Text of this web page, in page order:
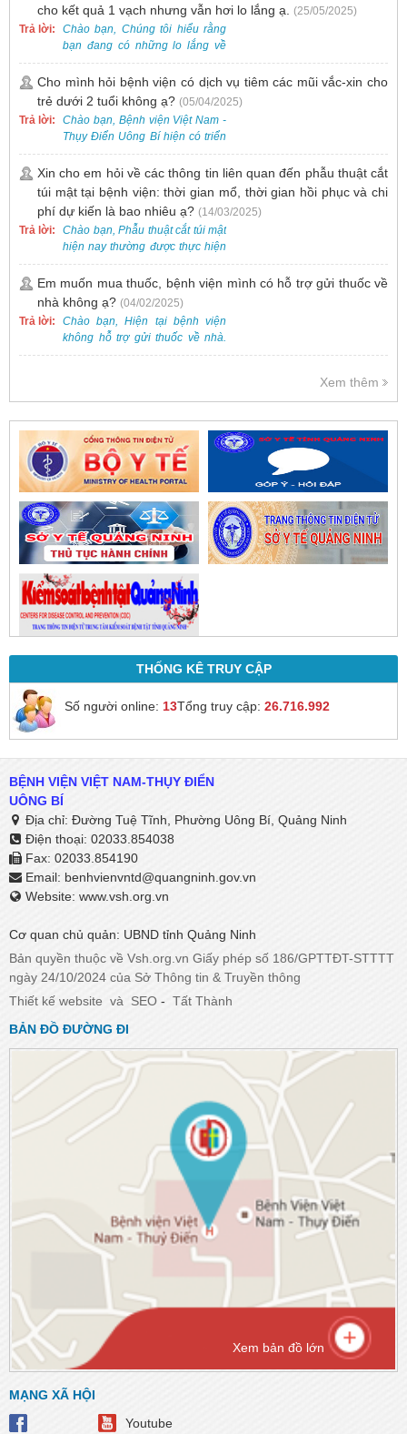
cho kết quả 1 vạch nhưng vẫn hơi lo lắng ạ. (25/05/2025)
Trả lời:
Chào bạn, Chúng tôi hiểu rằng
bạn đang có những lo lắng về
nguy cơ nhiễm HPV. Tại Bệnh
viện Việt Nam - Thụy Điển Uông
Bí, chúng tôi cung cấp các dịch
vụ thăm khám và xét nghiệm
chuyên sâu để phát hiện sớm
HPV và tầm soát ung thư cổ tử
Cho mình hỏi bệnh viện có dịch vụ tiêm các mũi vắc-xin cho
trẻ dưới 2 tuổi không ạ? (05/04/2025)
Trả lời:
Chào bạn, Bệnh viện Việt Nam -
Thụy Điển Uông Bí hiện có triển
khai dịch vụ tiêm vắc-xin cho trẻ
dưới 2 tuổi.
Xin cho em hỏi về các thông tin liên quan đến phẫu thuật cắt
túi mật tại bệnh viện: thời gian mổ, thời gian hồi phục và chi
phí dự kiến là bao nhiêu ạ? (14/03/2025)
Trả lời:
Chào bạn, Phẫu thuật cắt túi mật
hiện nay thường được thực hiện
bằng phương pháp nội soi, đây
là một kỹ thuật ít xâm lấn, an toàn
và phổ biến.
Em muốn mua thuốc, bệnh viện mình có hỗ trợ gửi thuốc về
nhà không ạ? (04/02/2025)
Trả lời:
Chào bạn, Hiện tại bệnh viện
không hỗ trợ gửi thuốc về nhà.
Việc cấp phát thuốc tại bệnh viện
trực tiếp.
Xem thêm
THỐNG KÊ TRUY CẬP
Số người online: 13Tổng truy cập: 26.716.992
BỆNH VIỆN VIỆT NAM-THỤY ĐIỂN
UÔNG BÍ
Địa chỉ: Đường Tuệ Tĩnh, Phường Uông Bí, Quảng Ninh
Điện thoại: 02033.854038
Fax: 02033.854190
Email: benhvienvntd@quangninh.gov.vn​​​​​​​
Website: www.vsh.org.vn
Cơ quan chủ quản: UBND tỉnh Quảng Ninh
Bản quyền thuộc về Vsh.org.vn Giấy phép số 186/GPTTĐT-STTTT
ngày 24/10/2024 của Sở Thông tin & Truyền thông
Thiết kế website và SEO - Tất Thành
BẢN ĐỒ ĐƯỜNG ĐI
Xem bản đồ lớn
MẠNG XÃ HỘI
Youtube